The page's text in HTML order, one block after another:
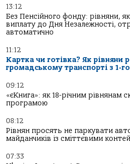
13:12
Без Пенсійного фонду: рівняни,
виплату до Дня Незалежності,
автоматично
11:12
Картка чи готівка? Як рівняни
громадському транспорті з 1-
09:12
«єКнига»: як 18-річним рівнянам
програмою
08:12
Рівнян просять не паркувати
майданчиків із сміттєвими
07:33